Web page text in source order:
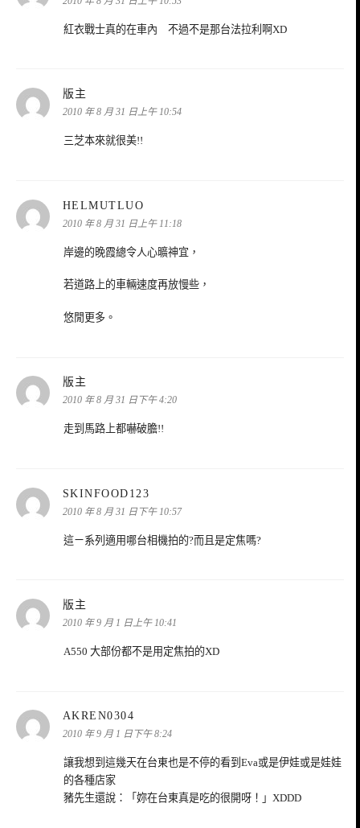
紅衣戰士真的在車內 不過不是那台法拉利啊XD
版主
示:
2010 年 8 月 31 日上午 10:54
三芝本來就很美!!
HELMUTLUO
示:
2010 年 8 月 31 日上午 11:18
岸邊的晚霞總令人心曠神宜，
若道路上的車輛速度再放慢些，
悠閒更多。
版主
示:
2010 年 8 月 31 日下午 4:20
走到馬路上都嚇破膽!!
SKINFOOD123
示:
2010 年 8 月 31 日下午 10:57
這ㄧ系列適用哪台相機拍的?而且是定焦嗎?
版主
示:
2010 年 9 月 1 日上午 10:41
A550 大部份都不是用定焦拍的XD
AKREN0304
示:
2010 年 9 月 1 日下午 8:24
讓我想到這幾天在台東也是不停的看到Eva或是伊娃或是娃娃
的各種店家
豬先生還說：「妳在台東真是吃的很開呀！」XDDD